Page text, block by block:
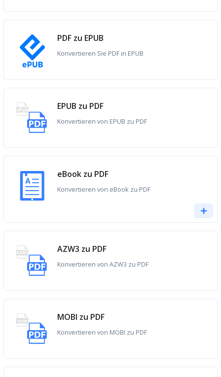
PDF zu EPUB
Konvertieren Sie PDF in EPUB
EPUB zu PDF
Konvertieren von EPUB zu PDF
eBook zu PDF
Konvertieren von eBook zu PDF
AZW3 zu PDF
Konvertieren von AZW3 zu PDF
MOBI zu PDF
Konvertieren von MOBI zu PDF